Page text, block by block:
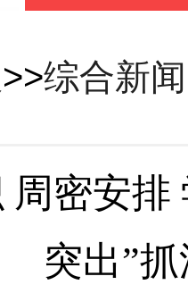
>>综合新闻
周密安排
突出”